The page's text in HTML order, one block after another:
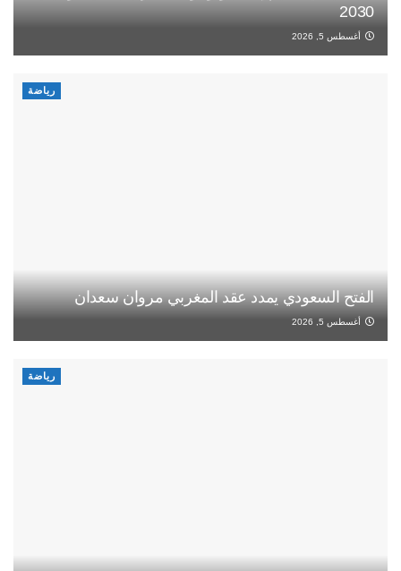
2030
أغسطس 5, 2026
رياضة
الفتح السعودي يمدد عقد المغربي مروان سعدان
أغسطس 5, 2026
رياضة